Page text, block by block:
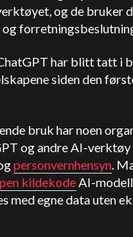
og de bruker
har blitt tatt i
siden den
bruk har noen
og andre AI-verktøy
personvernhensyn.
kildekodeAI-
med egne data uten